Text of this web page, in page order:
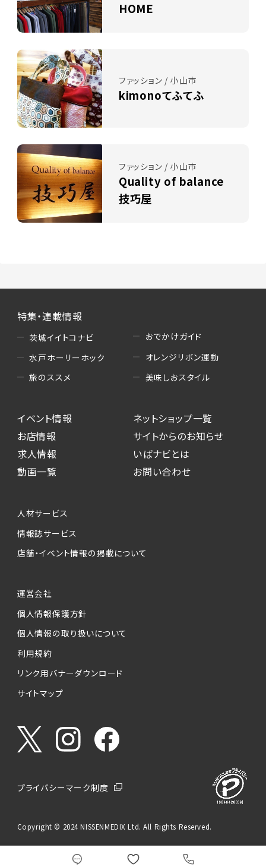
HOME
ファッション / 小山市
kimonoてふてふ
ファッション / 小山市
Quality of balance
技巧屋
特集・連載情報
茨城イイトコナビ
水戸ホーリーホック
旅のススメ
おでかけガイド
オレンジリボン運動
美味しおスタイル
イベント情報
お店情報
求人情報
動画一覧
ネットショップ一覧
サイトからのお知らせ
いばナビとは
お問い合わせ
人材サービス
情報誌サービス
店舗・イベント情報の掲載について
運営会社
個人情報保護方針
個人情報の取り扱いについて
利用規約
リンク用バナーダウンロード
サイトマップ
プライバシーマーク制度
Copyright © 2024 NISSENMEDIX Ltd. All Rights Reserved.